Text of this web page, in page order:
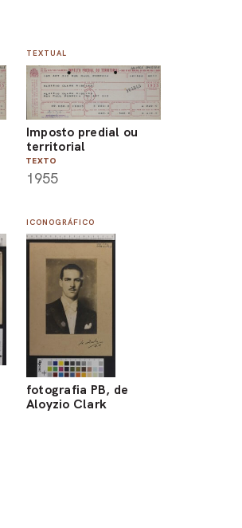
TEXTUAL
Imposto predial ou
territorial
TEXTO
1955
ICONOGRÁFICO
fotografia PB, de
Aloyzio Clark